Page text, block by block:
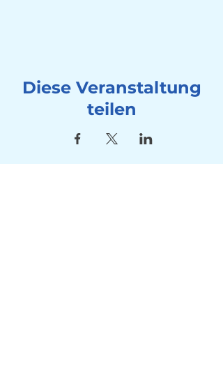
Diese Veranstaltung
teilen